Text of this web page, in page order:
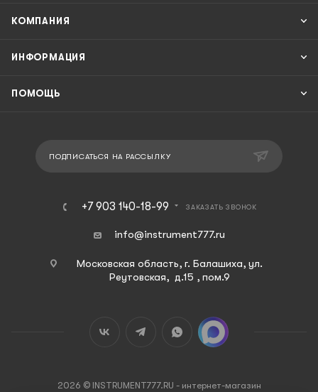
КОМПАНИЯ
ИНФОРМАЦИЯ
ПОМОЩЬ
ПОДПИСАТЬСЯ НА РАССЫЛКУ
+7 903 140-18-99 ЗАКАЗАТЬ ЗВОНОК
info@instrument777.ru
Московская область, г. Балашиха, ул.
Реутовская, д.15 , пом.9
2026 © INSTRUMENT777.RU - интернет-магазин